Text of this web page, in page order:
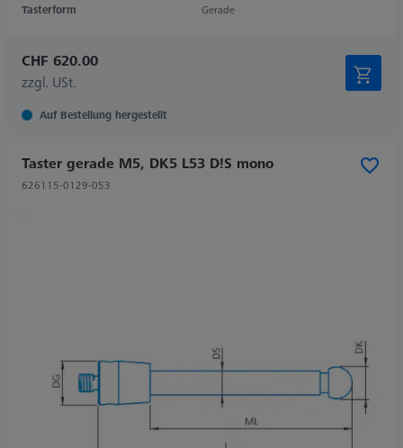
Tasterform
Gerade
CHF 620.00
zzgl. USt.
Auf Bestellung hergestellt
Taster gerade M5, DK5 L53 D!S mono
626115-0129-053